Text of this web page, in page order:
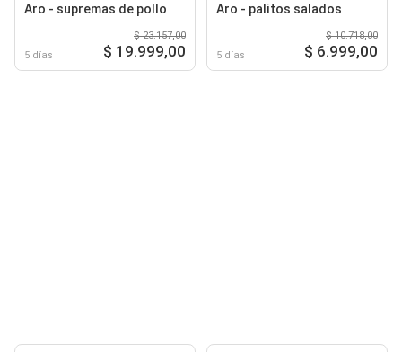
Aro - supremas de pollo
5 días
$ 23.157,00
$ 19.999,00
Aro - palitos salados
5 días
$ 10.718,00
$ 6.999,00